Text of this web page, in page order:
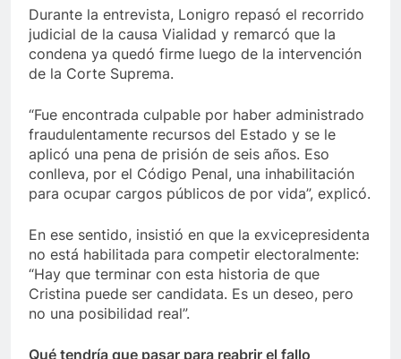
Durante la entrevista, Lonigro repasó el recorrido
judicial de la causa Vialidad y remarcó que la
condena ya quedó firme luego de la intervención
de la Corte Suprema.
“Fue encontrada culpable por haber administrado
fraudulentamente recursos del Estado y se le
aplicó una pena de prisión de seis años. Eso
conlleva, por el Código Penal, una inhabilitación
para ocupar cargos públicos de por vida”, explicó.
En ese sentido, insistió en que la exvicepresidenta
no está habilitada para competir electoralmente:
“Hay que terminar con esta historia de que
Cristina puede ser candidata. Es un deseo, pero
no una posibilidad real”.
Qué tendría que pasar para reabrir el fallo